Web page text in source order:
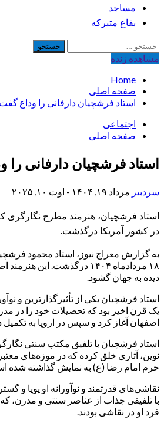
مساجد
بقاع متبرکه
جستجو
برای:
مشاهده‌ زنده
Home
صفحه اصلی
استاد فرشچيان دارفانی را وداع گفت
اجتماعی
صفحه اصلی
استاد فرشچیان دارفانی را
سردبیر مرداد ۱۹, ۱۴۰۴ - اوت ۱۰, ۲۰۲۵
در کشور آمریکا درگذشت.
دیده به جهان گشود.
استاد فرشچیان یکی از تأثیرگذارترین و
یک قرن اخیر بود که تحصیلات خود را در
اصفهان آغاز کرد و سپس در اروپا به
استاد فرشچیان با تلفیق مکتب سنتی
نوین، آثاری خلق کرده که در موزه‌های
حرم امام رضا (ع) به نمایش گذاشته شده
نقاشی‌های قدرتمند و نوآورانه او پویا و
با تلفیقی جذاب از عناصر سنتی و مدرن،
فرد او در نقاشی بودند.